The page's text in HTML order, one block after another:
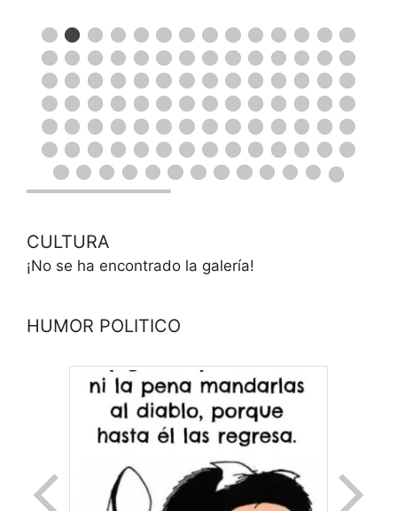
CULTURA
¡No se ha encontrado la galería!
HUMOR POLITICO